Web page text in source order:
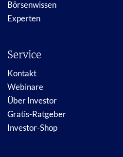
Börsenwissen
Experten
Service
Kontakt
Webinare
Über Investor
Gratis-Ratgeber
Investor-Shop